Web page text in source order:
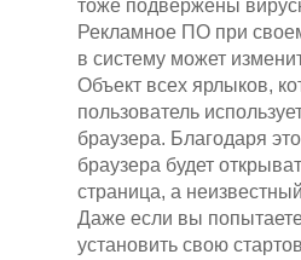
тоже подвержены
Рекламное ПО при
в систему может
Объект всех ярлыков,
пользователь
браузера. Благодаря
браузера будет
страница, а
Даже если вы
установить свою